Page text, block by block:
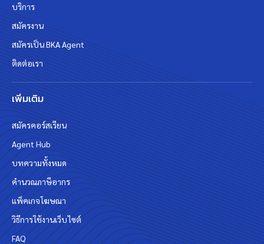
บริการ
สมัครงาน
สมัครเป็น BKA Agent
ติดต่อเรา
เพิ่มเติม
สมัครคอร์สเรียน
Agent Hub
บทความทั้งหมด
คำนวณภาษีอากร
แพ็คเกจโฆษณา
วิธีการใช้งานเว็บไซต์
FAQ